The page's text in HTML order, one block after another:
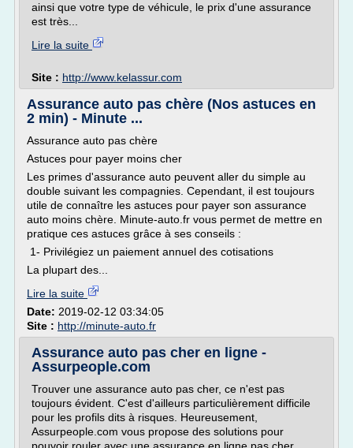
ainsi que votre type de véhicule, le prix d'une assurance
est très...
Lire la suite
Site : http://www.kelassur.com
Assurance auto pas chère (Nos astuces en
2 min) - Minute ...
Assurance auto pas chère
Astuces pour payer moins cher
Les primes d'assurance auto peuvent aller du simple au
double suivant les compagnies. Cependant, il est toujours
utile de connaître les astuces pour payer son assurance
auto moins chère. Minute-auto.fr vous permet de mettre en
pratique ces astuces grâce à ses conseils :
1- Privilégiez un paiement annuel des cotisations
La plupart des...
Lire la suite
Date: 2019-02-12 03:34:05
Site : http://minute-auto.fr
Assurance auto pas cher en ligne -
Assurpeople.com
Trouver une assurance auto pas cher, ce n'est pas
toujours évident. C'est d'ailleurs particulièrement difficile
pour les profils dits à risques. Heureusement,
Assurpeople.com vous propose des solutions pour